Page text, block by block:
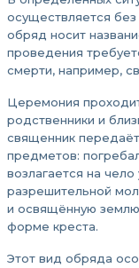
осуществляется без
обряд носит
проведения
смерти, например,
Церемония
родственники и
священник
предметов:
возлагается на
разрешительной
и освящённую
форме креста.
Этот вид обряда